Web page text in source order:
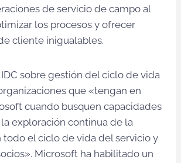
de servicio de campo al
los procesos y ofrecer
cliente inigualables.
sobre gestión del ciclo de vida
que «tengan en
cuando busquen capacidades
exploración continua de la
todo el ciclo de vida del servicio y
Microsoft ha habilitado un